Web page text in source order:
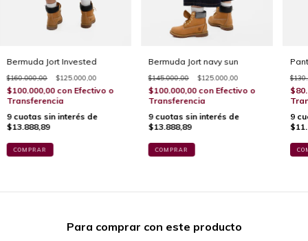
Bermuda Jort Invested
$160.000,00 $125.000,00
$100.000,00 con Efectivo o
Transferencia
9 cuotas sin interés de
$13.888,89
COMPRAR
Bermuda Jort navy sun
$145.000,00 $125.000,00
$100.000,00 con Efectivo o
Transferencia
9 cuotas sin interés de
$13.888,89
COMPRAR
9
Para comprar con este producto